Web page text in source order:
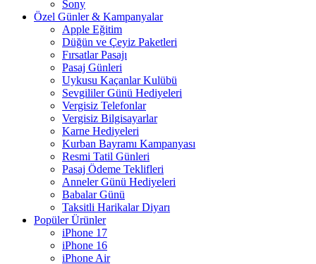
Sony
Özel Günler & Kampanyalar
Apple Eğitim
Düğün ve Çeyiz Paketleri
Fırsatlar Pasajı
Pasaj Günleri
Uykusu Kaçanlar Kulübü
Sevgililer Günü Hediyeleri
Vergisiz Telefonlar
Vergisiz Bilgisayarlar
Karne Hediyeleri
Kurban Bayramı Kampanyası
Resmi Tatil Günleri
Pasaj Ödeme Teklifleri
Anneler Günü Hediyeleri
Babalar Günü
Taksitli Harikalar Diyarı
Popüler Ürünler
iPhone 17
iPhone 16
iPhone Air